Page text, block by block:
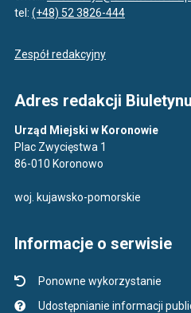
tel: (+48) 52 3826-444
Zespół redakcyjny
Adres redakcji Biuletynu
Urząd Miejski w Koronowie
Plac Zwycięstwa 1
86-010 Koronowo
woj. kujawsko-pomorskie
Informacje o serwisie
Ponowne wykorzystanie
Udostępnianie informacji